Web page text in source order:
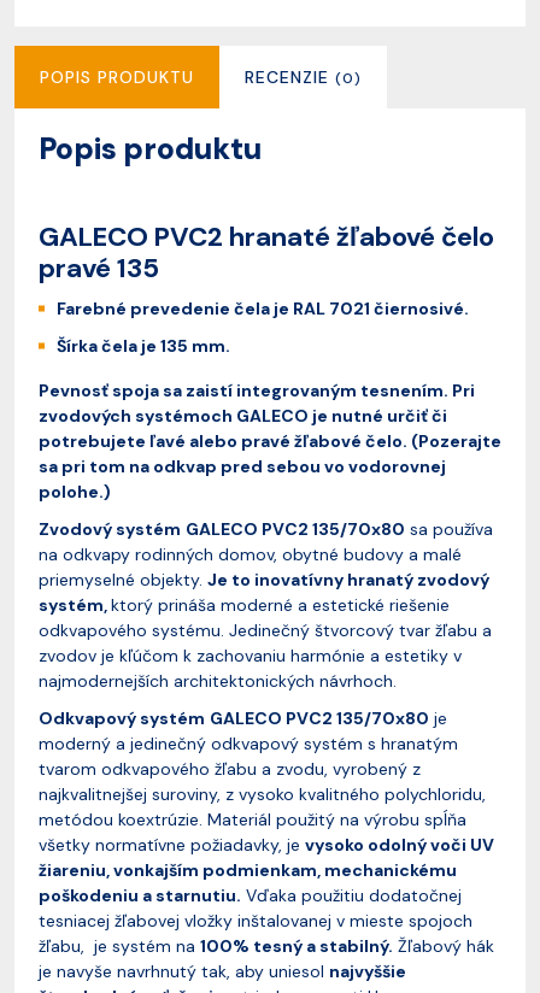
POPIS PRODUKTU RECENZIE (0)
Popis produktu
GALECO PVC2 hranaté žľabové čelo
pravé 135
Farebné prevedenie čela je RAL 7021 čiernosivé.
Šírka čela je 135 mm.
Pevnosť spoja sa zaistí integrovaným tesnením. Pri
zvodových systémoch GALECO je nutné určiť či
potrebujete ľavé alebo pravé žľabové čelo. (Pozerajte
sa pri tom na odkvap pred sebou vo vodorovnej
polohe.)
Zvodový systém GALECO PVC2 135/70x80 sa používa
na odkvapy rodinných domov, obytné budovy a malé
priemyselné objekty. Je to inovatívny hranatý zvodový
systém,ktorý prináša moderné a estetické riešenie
odkvapového systému. Jedinečný štvorcový tvar žľabu a
zvodov je kľúčom k zachovaniu harmónie a estetiky v
najmodernejších architektonických návrhoch.
Odkvapový systém GALECO PVC2 135/70x80 je
moderný a jedinečný odkvapový systém s hranatým
tvarom odkvapového žľabu a zvodu, vyrobený z
najkvalitnejšej suroviny, z vysoko kvalitného polychloridu,
metódou koextrúzie. Materiál použitý na výrobu spĺňa
všetky normatívne požiadavky, je vysoko odolný voči UV
žiareniu, vonkajším podmienkam, mechanickému
poškodeniu a starnutiu. Vďaka použitiu dodatočnej
tesniacej žľabovej vložky inštalovanej v mieste spojoch
žľabu, je systém na 100% tesný a stabilný. Žľabový hák
je navyše navrhnutý tak, aby uniesol najvyššie